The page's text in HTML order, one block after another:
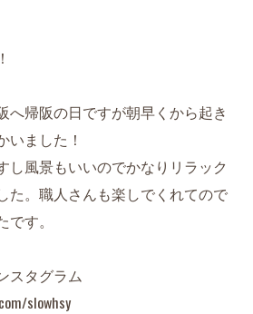
へ帰阪の日ですが朝早くから起き
いました！
し風景もいいのでかなりリラック
た。職人さんも楽しでくれてので
す。
スタグラム
slowhsy